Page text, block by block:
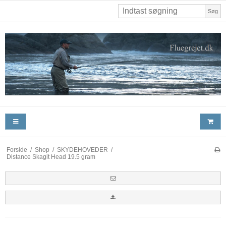
Søg
Forside / Shop / SKYDEHOVEDER /
Distance Skagit Head 19.5 gram